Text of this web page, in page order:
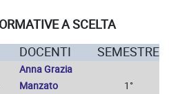
A SCELTA
DOCENTI
SEMESTRE
Anna Grazia
Manzato
1°